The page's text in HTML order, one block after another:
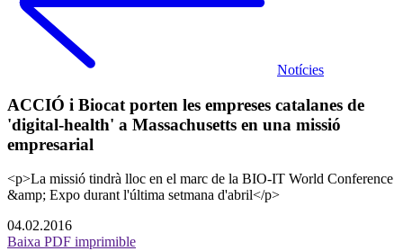
Notícies
ACCIÓ i Biocat porten les empreses catalanes de
'digital-health' a Massachusetts en una missió
empresarial
<p>La missió tindrà lloc en el marc de la BIO-IT World Conference
&amp; Expo durant l'última setmana d'abril</p>
04.02.2016
Baixa PDF imprimible